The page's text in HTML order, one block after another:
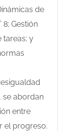
de
Gestión
tareas; y
se abordan
entre
el progreso.